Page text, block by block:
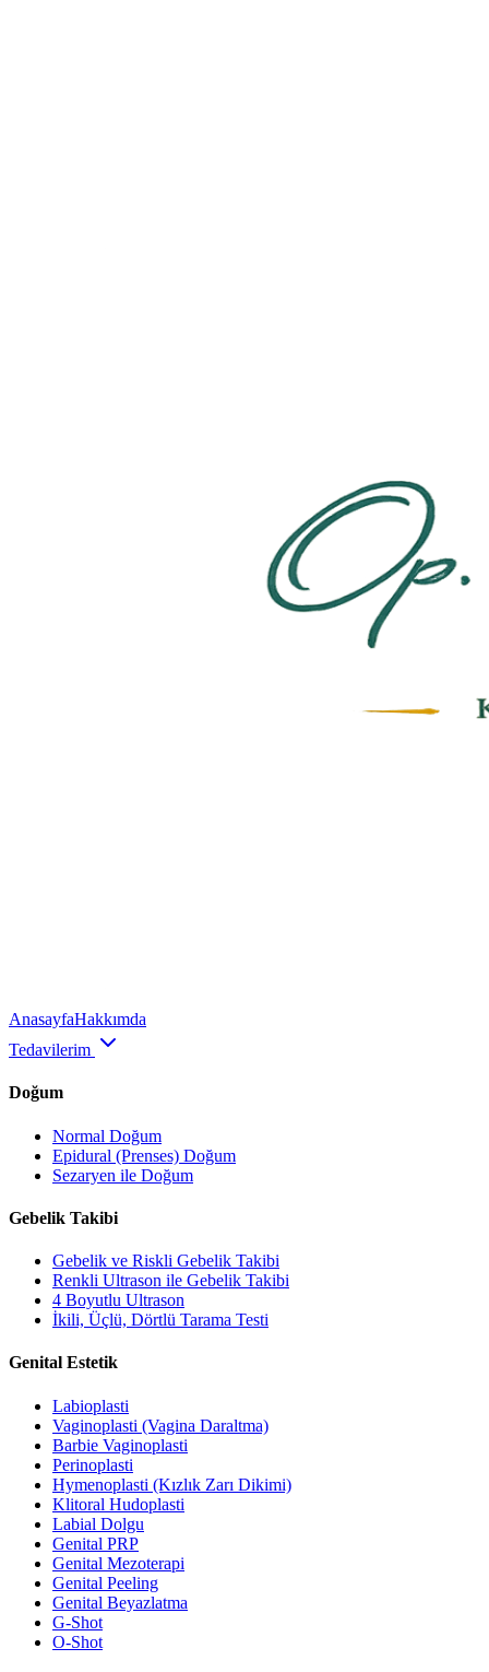
AnasayfaHakkımda
Tedavilerim
Doğum
Normal Doğum
Epidural (Prenses) Doğum
Sezaryen ile Doğum
Gebelik Takibi
Gebelik ve Riskli Gebelik Takibi
Renkli Ultrason ile Gebelik Takibi
4 Boyutlu Ultrason
İkili, Üçlü, Dörtlü Tarama Testi
Genital Estetik
Labioplasti
Vaginoplasti (Vagina Daraltma)
Barbie Vaginoplasti
Perinoplasti
Hymenoplasti (Kızlık Zarı Dikimi)
Klitoral Hudoplasti
Labial Dolgu
Genital PRP
Genital Mezoterapi
Genital Peeling
Genital Beyazlatma
G-Shot
O-Shot